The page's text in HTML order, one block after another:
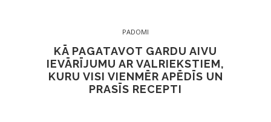
PADOMI
KĀ PAGATAVOT GARDU AIVU
IEVĀRĪJUMU AR VALRIEKSTIEM,
KURU VISI VIENMĒR APĒDĪS UN
PRASĪS RECEPTI